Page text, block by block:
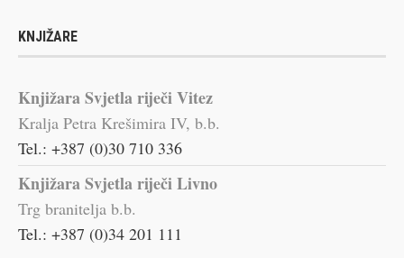
KNJIŽARE
Knjižara Svjetla riječi Vitez
Kralja Petra Krešimira IV, b.b.
Tel.: +387 (0)30 710 336
Knjižara Svjetla riječi Livno
Trg branitelja b.b.
Tel.: +387 (0)34 201 111